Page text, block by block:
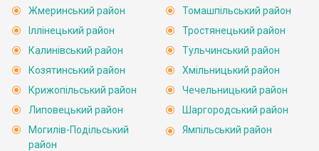
Жмеринський район
Іллінецький район
Калинівський район
Козятинський район
Крижопільський район
Липовецький район
Могилів-Подільський
район
Томашпільський район
Тростянецький район
Тульчинський район
Хмільницький район
Чечельницький район
Шаргородський район
Ямпільський район